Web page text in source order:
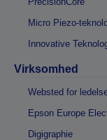
Micro Piezo-
Innovative
Virksomhed
Websted for
Epson Europe
Digigraphie